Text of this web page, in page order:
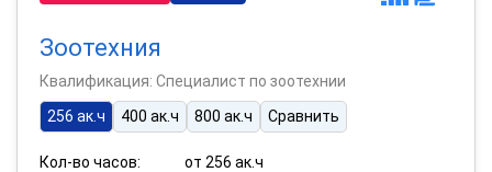
Зоотехния
Квалификация: Специалист по зоотехнии
256 ак.ч
400 ак.ч 800 ак.ч Сравнить
Кол-во часов:
от 256 ак.ч